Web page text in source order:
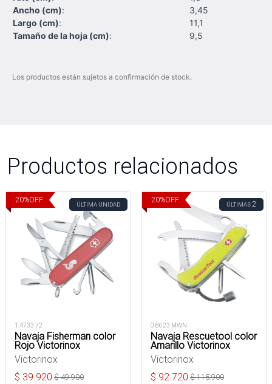
Ancho (cm):
3,45
Largo (cm):
11,1
Tamaño de la hoja (cm): 9,5
Los productos están sujetos a confirmación de stock.
Productos relacionados
20%OFF
ÚLTIMA UNIDAD
1.4733.72
Navaja Fisherman color
Rojo Victorinox
Victorinox
$ 39.920 $49.900
20%OFF
ÚLTIMAS2
0.8623.MWN
Navaja Rescuetool color
Amarillo Victorinox
Victorinox
$ 92.720 $115.900